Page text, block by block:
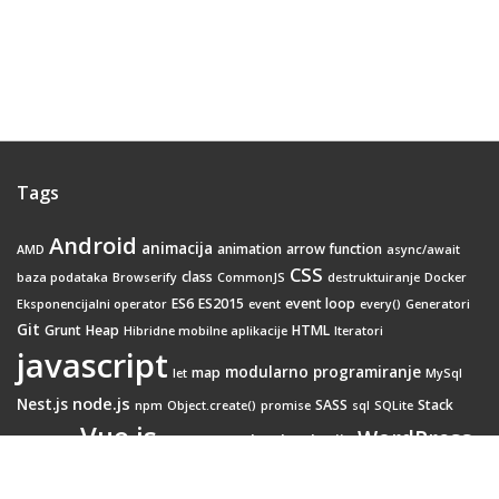
Tags
AMD Android animacija animation arrow function async/await
baza podataka Browserify class CommonJS CSS destruktuiranje Docker
Eksponencijalni operator ES6 ES2015 event event loop every() Generatori
Git Grunt Heap Hibridne mobilne aplikacije HTML Iteratori
javascript let map modularno programiranje MySql
Nest.js node.js npm Object.create() promise SASS sql SQLite Stack
Vue.js Webpack Web tehnologije WordPress